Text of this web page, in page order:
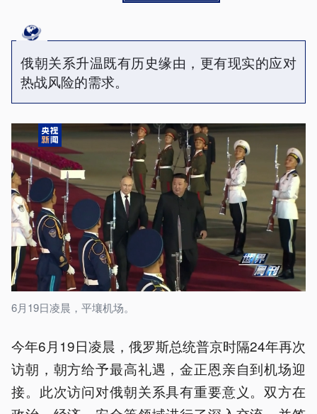
俄朝关系升温既有历史缘由，更有现实的应对
热战风险的需求。
6月19日凌晨，平壤机场。
今年6月19日凌晨，俄罗斯总统普京时隔24年再次
访朝，朝方给予最高礼遇，金正恩亲自到机场迎
接。此次访问对俄朝关系具有重要意义。双方在